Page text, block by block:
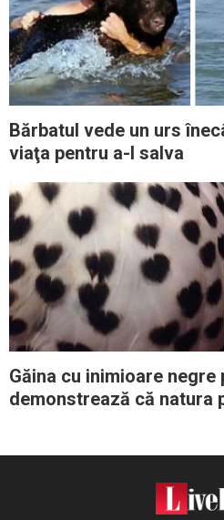
Bărbatul vede un urs
viaţa pentru a-l salva
Găina cu inimioare negre
demonstrează că natura